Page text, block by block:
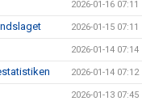
2026-01-16 07:11
2026-01-15 07:11
2026-01-14 07:14
2026-01-14 07:12
2026-01-13 07:45